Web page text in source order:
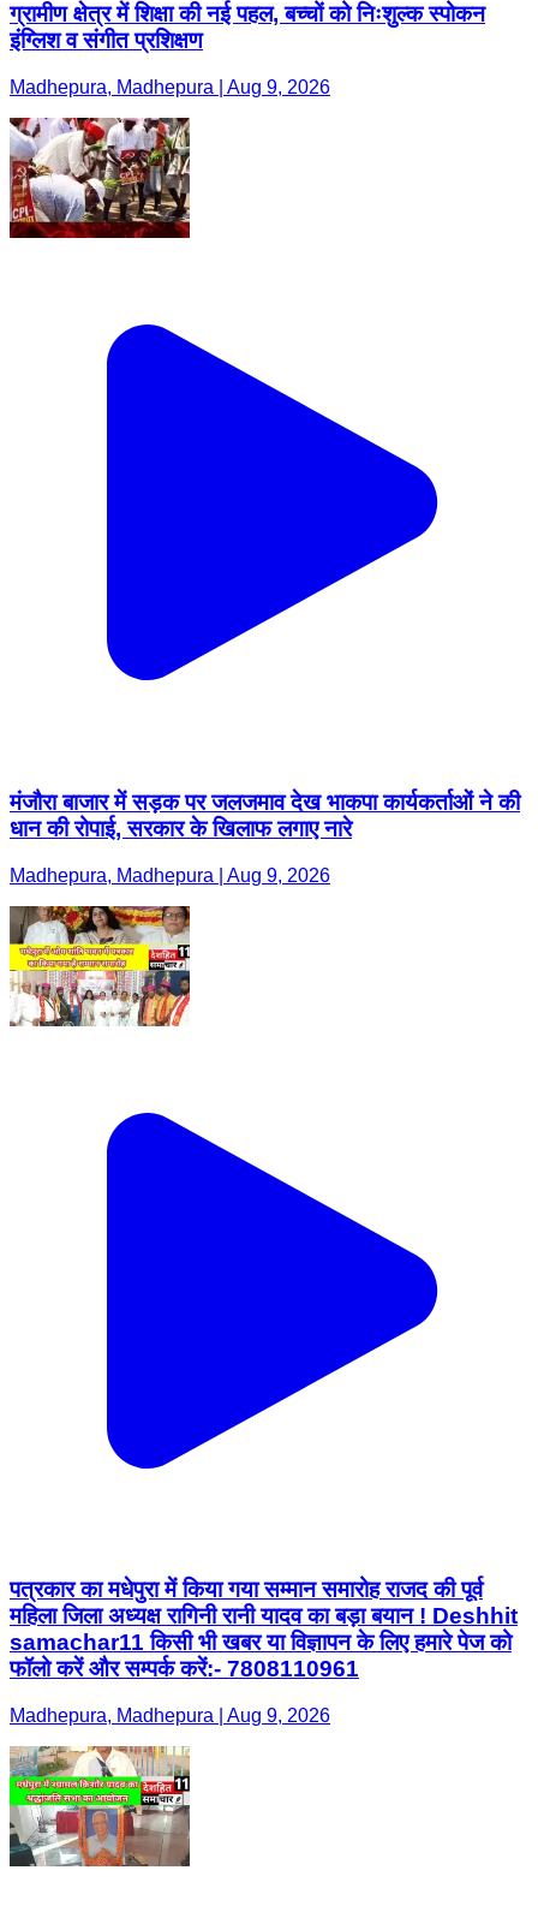
ग्रामीण क्षेत्र में शिक्षा की नई पहल, बच्चों को निःशुल्क स्पोकन
इंग्लिश व संगीत प्रशिक्षण
Madhepura, Madhepura | Aug 9, 2026
मंजौरा बाजार में सड़क पर जलजमाव देख भाकपा कार्यकर्ताओं ने की
धान की रोपाई, सरकार के खिलाफ लगाए नारे
Madhepura, Madhepura | Aug 9, 2026
पत्रकार का मधेपुरा में किया गया सम्मान समारोह राजद की पूर्व
महिला जिला अध्यक्ष रागिनी रानी यादव का बड़ा बयान ! Deshhit
samachar11 किसी भी खबर या विज्ञापन के लिए हमारे पेज को
फॉलो करें और सम्पर्क करें:- 7808110961
Madhepura, Madhepura | Aug 9, 2026